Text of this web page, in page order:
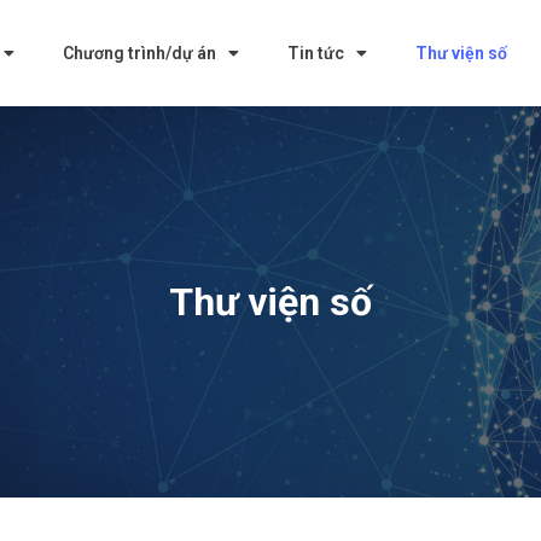
Chương trình/dự án Tin tức Thư viện số
Thư viện số